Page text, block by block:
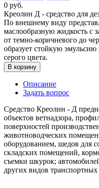
0 руб.
Креолин Д - средство для
По внешнему виду
маслообразную жидкость с
от темно-коричневого до
образует стойкую
серого цвета.
В корзину
Описание
Задать вопрос
Средство Креолин - Д
объектов ветнадзора,
поверхностей
животноводческих
оборудованием, шедов для
складских помещений,
съемки шкурок;
других видов